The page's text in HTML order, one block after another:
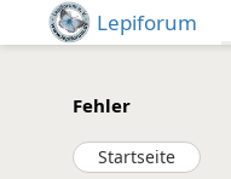
Lepiforum
Fehler
Startseite